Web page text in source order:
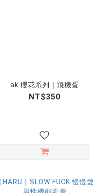
ak 櫻花系列｜飛機蛋
NT$350